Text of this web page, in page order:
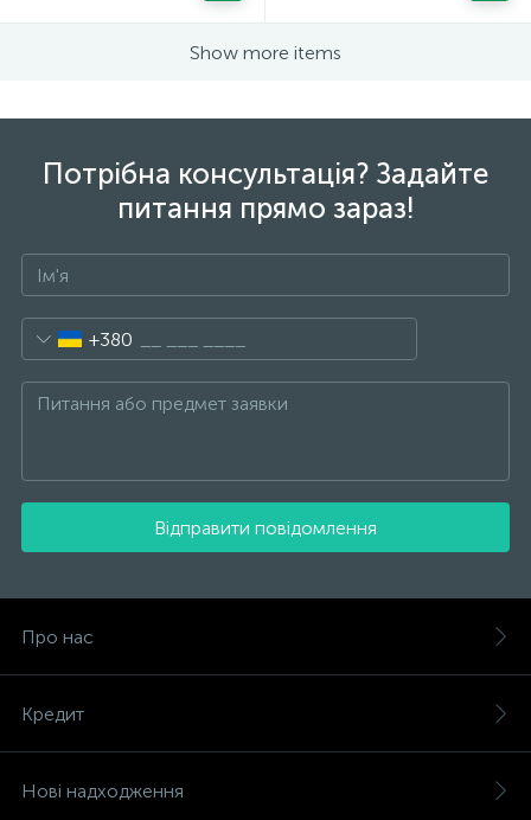
Show more items
Потрібна консультація? Задайте
питання прямо зараз!
+380
Відправити повідомлення
Про нас
Кредит
Нові надходження